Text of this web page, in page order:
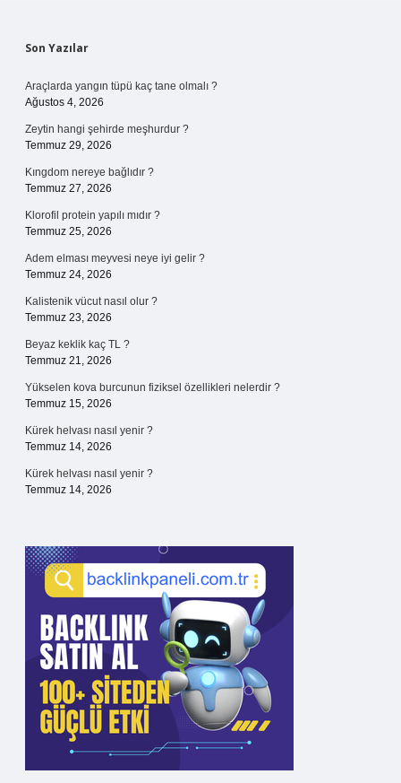
Sidebar
Son Yazılar
Araçlarda yangın tüpü kaç tane olmalı ?
Ağustos 4, 2026
Zeytin hangi şehirde meşhurdur ?
Temmuz 29, 2026
Kıngdom nereye bağlıdır ?
Temmuz 27, 2026
Klorofil protein yapılı mıdır ?
Temmuz 25, 2026
Adem elması meyvesi neye iyi gelir ?
Temmuz 24, 2026
Kalistenik vücut nasıl olur ?
Temmuz 23, 2026
Beyaz keklik kaç TL ?
Temmuz 21, 2026
Yükselen kova burcunun fiziksel özellikleri nelerdir ?
Temmuz 15, 2026
Kürek helvası nasıl yenir ?
Temmuz 14, 2026
Kürek helvası nasıl yenir ?
Temmuz 14, 2026